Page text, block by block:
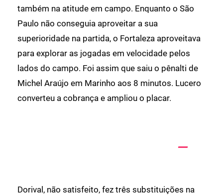
também na atitude em campo. Enquanto o São
Paulo não conseguia aproveitar a sua
superioridade na partida, o Fortaleza aproveitava
para explorar as jogadas em velocidade pelos
lados do campo. Foi assim que saiu o pênalti de
Michel Araújo em Marinho aos 8 minutos. Lucero
converteu a cobrança e ampliou o placar.
Dorival, não satisfeito, fez três substituições na